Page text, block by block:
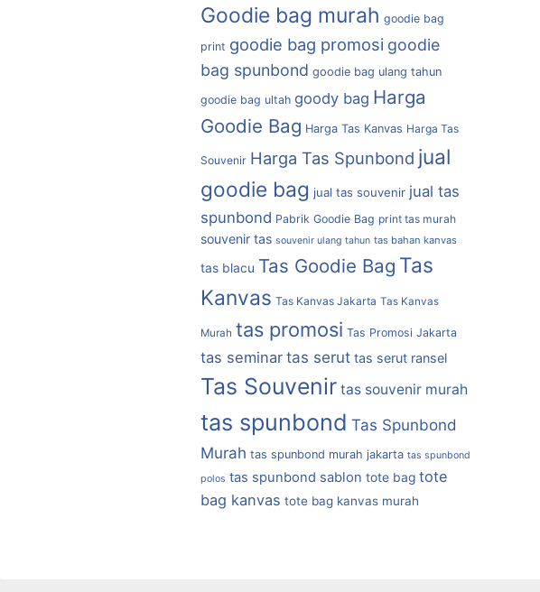
Goodie bag murah goodie bag
print goodie bag promosi goodie
bag spunbond goodie bag ulang tahun
goodie bag ultah goody bag Harga
Goodie Bag Harga Tas Kanvas Harga Tas
Souvenir Harga Tas Spunbond jual
goodie bag jual tas souvenir jual tas
spunbond Pabrik Goodie Bag print tas murah
souvenir tas souvenir ulang tahun tas bahan kanvas
tas blacu Tas Goodie Bag Tas
Kanvas Tas Kanvas Jakarta Tas Kanvas
Murah tas promosi Tas Promosi Jakarta
tas seminar tas serut tas serut ransel
Tas Souvenir tas souvenir murah
tas spunbond Tas Spunbond
Murah tas spunbond murah jakarta tas spunbond
polos tas spunbond sablon tote bag tote
bag kanvas tote bag kanvas murah